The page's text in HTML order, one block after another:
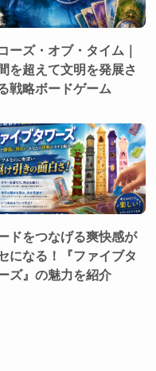
ーズ・オブ・タイム｜
を超えて文明を発展さ
戦略ボードゲーム
ドをつなげる爽快感が
になる！『ファイブタ
ズ』の魅力を紹介